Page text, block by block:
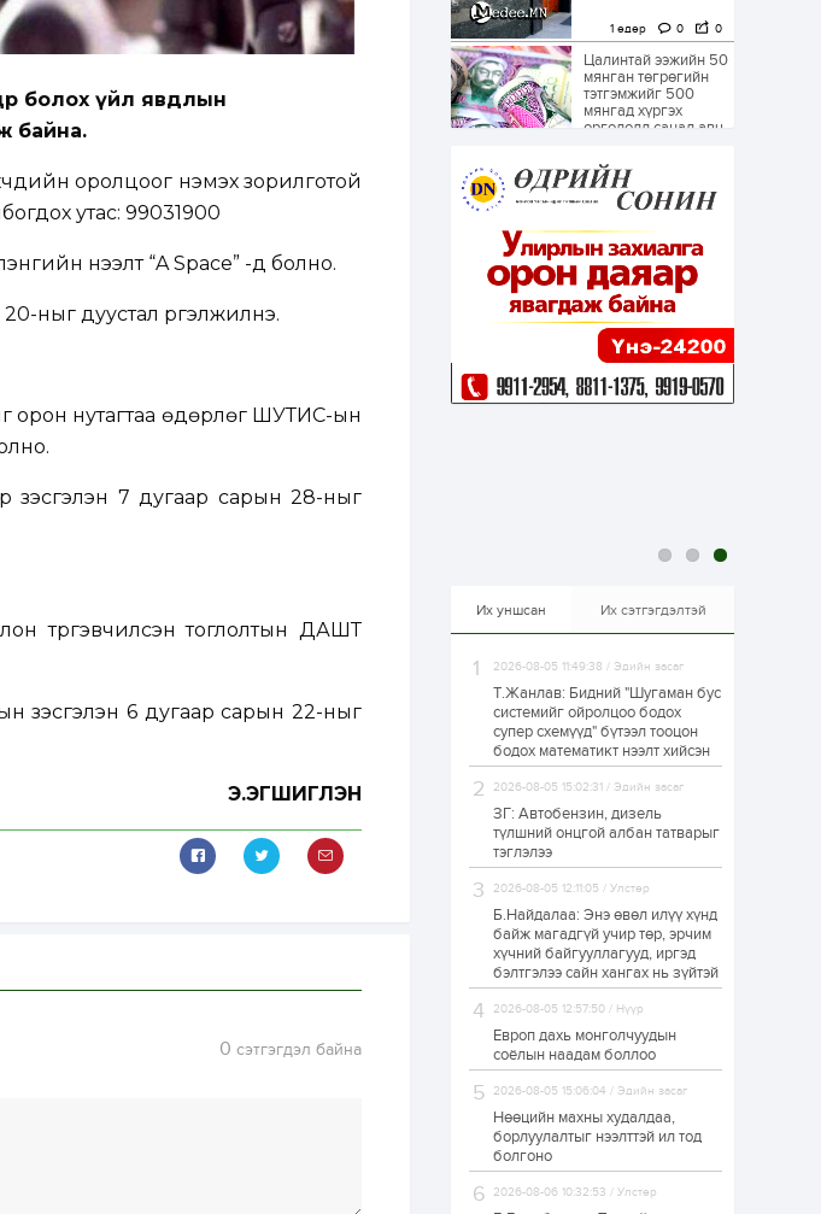
болох үйл явдлын
байна.
оролцоог нэмэх зорилготой
утас: 99031900
нээлт “A Space” -д болно.
ныг дуустал үргэлжилнэ.
орон нутагтаа өдөрлөг ШУТИС-ын
үзэсгэлэн 7 дугаар сарын 28-ныг
түргэвчилсэн тоглолтын ДАШТ
үзэсгэлэн 6 дугаар сарын 22-ныг
Э.ЭГШИГЛЭН
0 сэтгэгдэл байна
1 өдөр 0 0
Цалинтай ээжийн 50
мянган төгрөгийн
тэтгэмжийг 500
мянгад хүргэх
өргөдөлд санал авч
Б.Түмэн-Өлзий: Олон
улсад хуримтлуулсан
орныхоо хөгжилд
зориулна
1 өдөр 0
Алтны үнэ дөрвөн
улирал дараалан
өсөж байна
1 өдөр 0
Р.Даваадорж: Энэ
намрын экспортын
орлого Монголд
боломж олгож болох
юм
1 өдөр 0
Автомашины улсын
дугаар сондгой
авна
1 өдөр 0 0
Н.Номтойбаяр:
Аймгуудад
тулгамдаж буй
асуудлуудыг долоо
газрын...
1 өдөр
УИХ-ын дарга
С.Бямбацогт төрийг
төлөөлөн Сутай
хайрхны тэнгэрийг
тахилгад оролцлоо
Их уншсан Их сэтгэгдэлтэй
2026-08-05 11:49:38 / Эдийн засаг
Т.Жанлав: Бидний "Шугаман бус
системийг ойролцоо бодох
супер схемүүд" бүтээл тооцон
бодох математикт нээлт хийсэн
2026-08-05 15:02:31 / Эдийн засаг
ЗГ: Автобензин, дизель
түлшний онцгой албан татварыг
тэглэлээ
2026-08-05 12:11:05 / Улстөр
Б.Найдалаа: Энэ өвөл илүү хүнд
байж магадгүй учир төр, эрчим
хүчний байгууллагууд, иргэд
бэлтгэлээ сайн хангах нь зүйтэй
2026-08-05 12:57:50 / Нүүр
Европ дахь монголчуудын
соёлын наадам боллоо
2026-08-05 15:06:04 / Эдийн засаг
Нөөцийн махны худалдаа,
борлуулалтыг нээлттэй ил тод
болгоно
2026-08-06 10:32:53 / Улстөр